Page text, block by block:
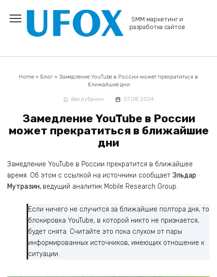
содержанию
SMM маркетинг и
разработка сайтов
Home » Блог » Замедление YouTube в России может прекратиться в
ближайшие дни
Без рубрики 07.08.2024
Замедление YouTube в России
может прекратиться в ближайшие
дни
Замедление YouTube в России прекратится в ближайшее
время. Об этом с ссылкой на источники сообщает Эльдар
Мутразин, ведущий аналитик Mobile Research Group.
Если ничего не случится за ближайшие полтора дня, то
блокировка YouTube, в которой никто не признается,
будет снята. Считайте это пока слухом от пары
информированных источников, имеющих отношение к
ситуации.